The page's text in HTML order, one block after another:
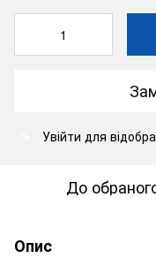
Увійти для
До
Опис